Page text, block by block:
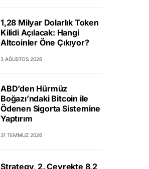
1,28 Milyar Dolarlık Token
Kilidi Açılacak: Hangi
Altcoinler Öne Çıkıyor?
3 AĞUSTOS 2026
ABD’den Hürmüz
Boğazı’ndaki Bitcoin ile
Ödenen Sigorta Sistemine
Yaptırım
31 TEMMUZ 2026
Strategy, 2. Çeyrekte 8,2